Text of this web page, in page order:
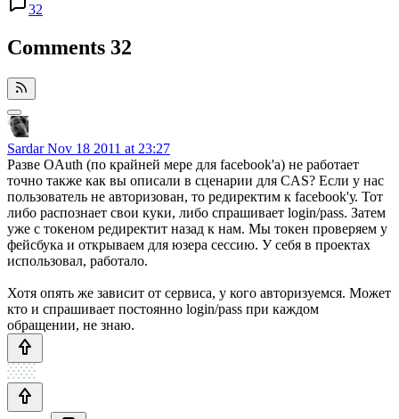
32
Comments 32
SardarNov 18 2011 at 23:27
Разве OAuth (по крайней мере для facebook'а) не работает
точно также как вы описали в сценарии для CAS? Если у нас
пользователь не авторизован, то редиректим к facebook'у. Тот
либо распознает свои куки, либо спрашивает login/pass. Затем
уже с токеном редиректит назад к нам. Мы токен проверяем у
фейсбука и открываем для юзера сессию. У себя в проектах
использовал, работало.
Хотя опять же зависит от сервиса, у кого авторизуемся. Может
кто и спрашивает постоянно login/pass при каждом
обращении, не знаю.